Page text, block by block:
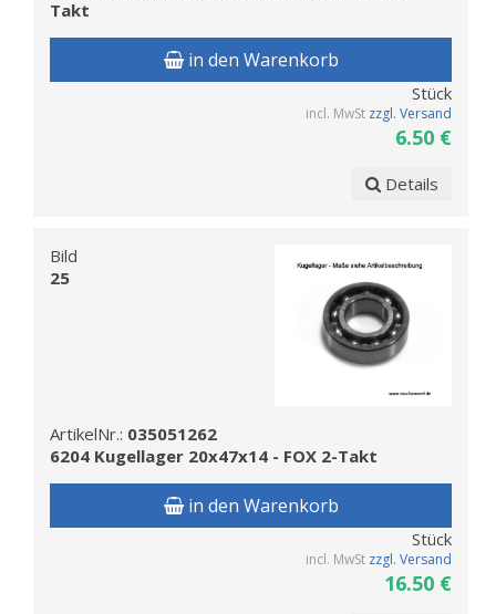
Takt
in den Warenkorb
Stück
incl. MwSt zzgl. Versand
6.50 €
Details
Bild
25
ArtikelNr.: 035051262
6204 Kugellager 20x47x14 - FOX 2-Takt
in den Warenkorb
Stück
incl. MwSt zzgl. Versand
16.50 €